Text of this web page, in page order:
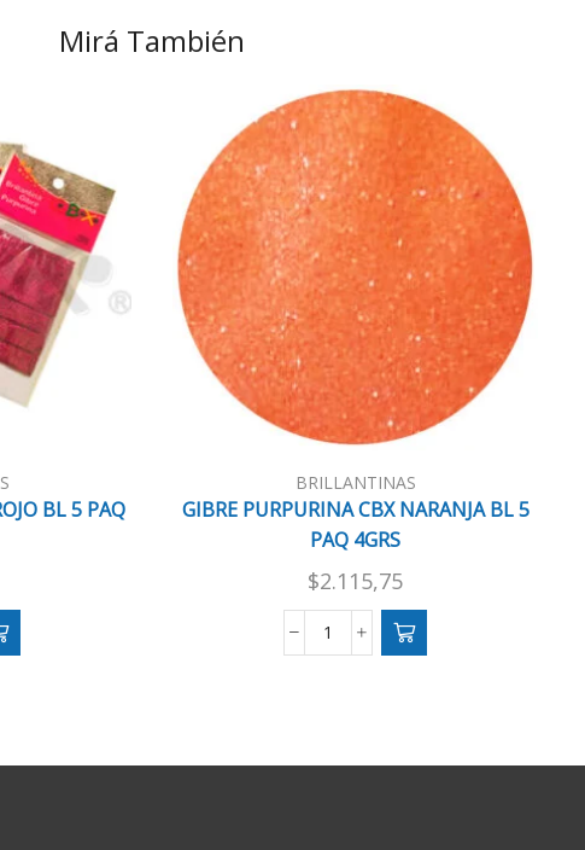
Mirá También
BL 5 PAQ
BRILLANTINAS
GIBRE PURPURINA CBX NARANJA BL 5
PAQ 4GRS
$2.115,75
GIBRE
5